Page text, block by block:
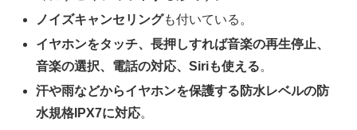
ノイズキャンセリングも付いている。
イヤホンをタッチ、長押しすれば音楽の再生停止、
音楽の選択、電話の対応、Siriも使える。
汗や雨などからイヤホンを保護する防水レベルの防
水規格IPX7に対応。